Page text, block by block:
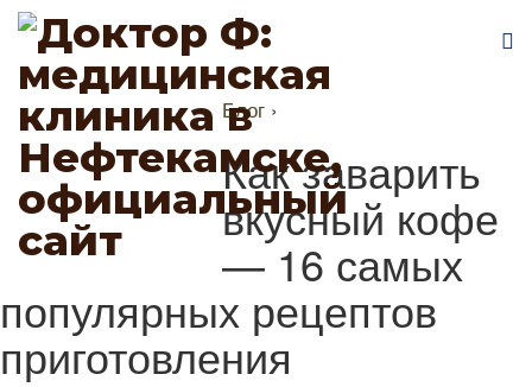
Блог ›
Как заварить
вкусный кофе
— 16 самых
популярных рецептов
приготовления